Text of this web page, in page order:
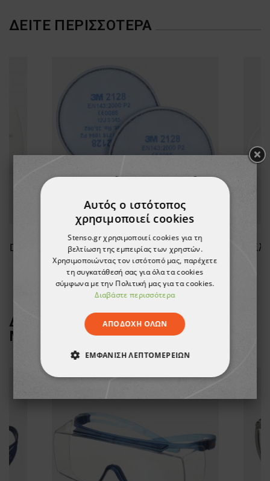
ΔΕΊΤΕ ΠΕΡΙΣΣΌΤΕΡΑ
Φίλτρο σκόνης 3M 2128 P2 R
16,00 €
ΔΕΙΤΕ ΠΕΡΙΣΣΟΤΕΡΑ ΑΠΟ ΤΗ
ΜΑΡΚΑ
3M
Αυτός ο ιστότοπος
χρησιμοποιεί cookies
Stenso.gr χρησιμοποιεί cookies για τη
βελτίωση της εμπειρίας των χρηστών.
Χρησιμοποιώντας τον ιστότοπό μας, παρέχετε
τη συγκατάθεσή σας για όλα τα cookies
σύμφωνα με την Πολιτική μας για τα cookies.
Διαβάστε περισσότερα
ΑΠΟΔΟΧΉ ΌΛΩΝ
ΕΜΦΆΝΙΣΗ ΛΕΠΤΟΜΕΡΕΙΏΝ
ΑΠΟΛΎΤΩΣ ΑΠΑΡΑΊΤΗΤΑ
ΛΕΙΤΟΥΡΓΙΚΌΤΗΤΑΣ
ΜΗ ΤΑΞΙΝΟΜΗΜΈΝΑ